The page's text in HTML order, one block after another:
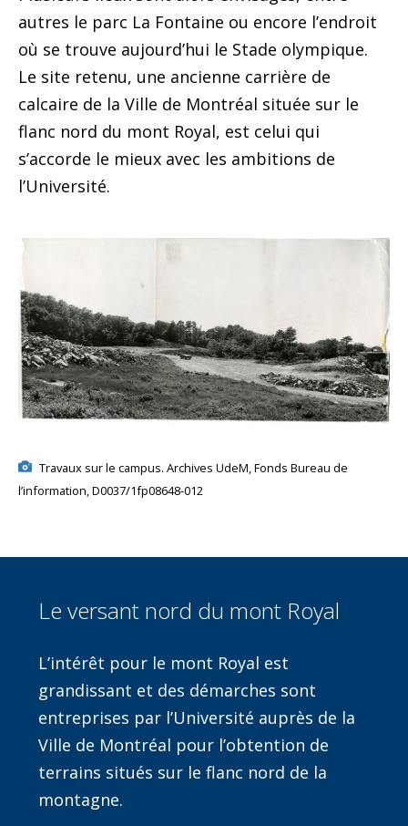
autres le parc La Fontaine ou encore l’endroit
où se trouve aujourd’hui le Stade olympique.
Le site retenu, une ancienne carrière de
calcaire de la Ville de Montréal située sur le
flanc nord du mont Royal, est celui qui
s’accorde le mieux avec les ambitions de
l’Université.
Travaux sur le campus. Archives UdeM, Fonds Bureau de
l’information, D0037/1fp08648-012
Le versant nord du mont Royal
L’intérêt pour le mont Royal est
grandissant et des démarches sont
entreprises par l’Université auprès de la
Ville de Montréal pour l’obtention de
terrains situés sur le flanc nord de la
montagne.